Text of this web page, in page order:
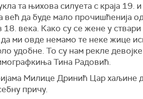
та њихова силуета с краја 19.
већ да буде мало прочишћенија
18. века. Како су се жене у
ми овде немамо те неке жице
удобне. То су нам рекле девојке
Тина Радовић.
Милице Дринић Цар хаљине
причу.